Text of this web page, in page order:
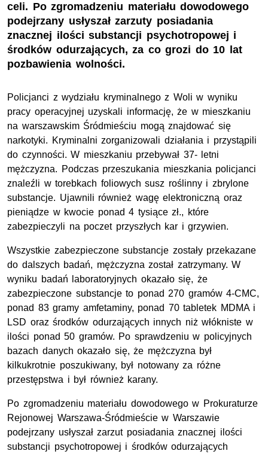
celi. Po zgromadzeniu materiału dowodowego
podejrzany usłyszał zarzuty posiadania
znacznej ilości substancji psychotropowej i
środków odurzających, za co grozi do 10 lat
pozbawienia wolności.
Policjanci z wydziału kryminalnego z Woli w wyniku
pracy operacyjnej uzyskali informację, że w mieszkaniu
na warszawskim Śródmieściu mogą znajdować się
narkotyki. Kryminalni zorganizowali działania i przystąpili
do czynności. W mieszkaniu przebywał 37- letni
mężczyzna. Podczas przeszukania mieszkania policjanci
znaleźli w torebkach foliowych susz roślinny i zbrylone
substancje. Ujawnili również wagę elektroniczną oraz
pieniądze w kwocie ponad 4 tysiące zł., które
zabezpieczyli na poczet przyszłych kar i grzywien.
Wszystkie zabezpieczone substancje zostały przekazane
do dalszych badań, mężczyzna został zatrzymany. W
wyniku badań laboratoryjnych okazało się, że
zabezpieczone substancje to ponad 270 gramów 4-CMC,
ponad 83 gramy amfetaminy, ponad 70 tabletek MDMA i
LSD oraz środków odurzających innych niż włókniste w
ilości ponad 50 gramów. Po sprawdzeniu w policyjnych
bazach danych okazało się, że mężczyzna był
kilkukrotnie poszukiwany, był notowany za różne
przestępstwa i był również karany.
Po zgromadzeniu materiału dowodowego w Prokuraturze
Rejonowej Warszawa-Śródmieście w Warszawie
podejrzany usłyszał zarzut posiadania znacznej ilości
substancji psychotropowej i środków odurzających